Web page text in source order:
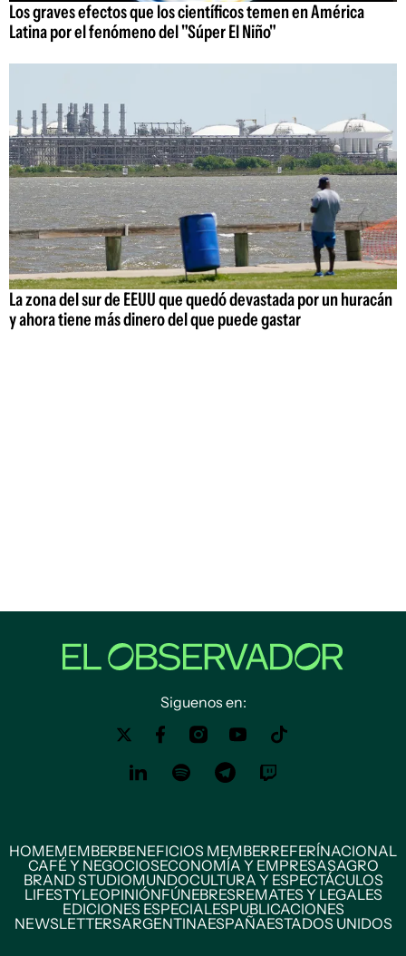
Los graves efectos que los científicos temen en América
Latina por el fenómeno del "Súper El Niño"
La zona del sur de EEUU que quedó devastada por un huracán
y ahora tiene más dinero del que puede gastar
Siguenos en:
HOMEMEMBERBENEFICIOS MEMBERREFERÍNACIONAL
CAFÉ Y NEGOCIOSECONOMÍA Y EMPRESASAGRO
BRAND STUDIOMUNDOCULTURA Y ESPECTÁCULOS
LIFESTYLEOPINIÓNFÚNEBRESREMATES Y LEGALES
EDICIONES ESPECIALESPUBLICACIONES
NEWSLETTERSARGENTINAESPAÑAESTADOS UNIDOS